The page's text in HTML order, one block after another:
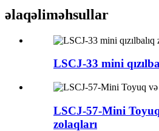
əlaqəliməhsullar
LSCJ-33 mini
LSCJ-57-Mini
zolaqları